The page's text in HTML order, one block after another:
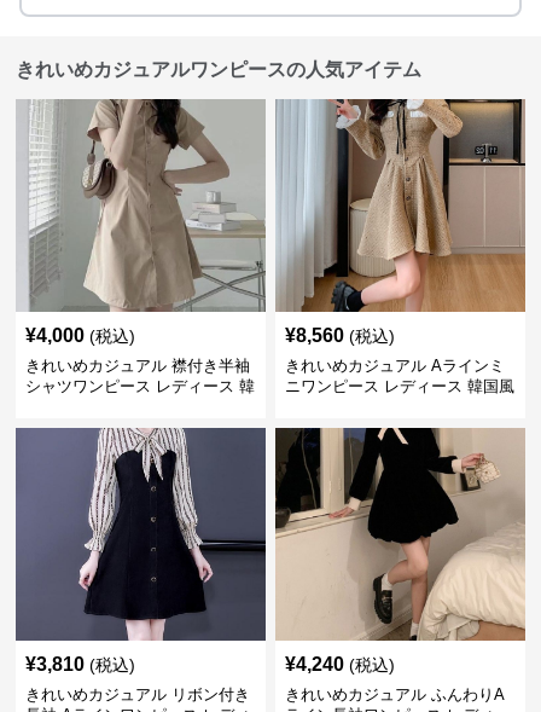
きれいめカジュアルワンピースの人気アイテム
¥4,000 (税込)
きれいめカジュアル 襟付き半袖
シャツワンピース レディース 韓
ト ウエストマーク スタイルアッ
プ Aライン 小柄さん◎
¥8,560 (税込)
きれいめカジュアル Aラインミ
ニワンピース レディース 韓国風
上丈 春秋 ウエストマーク 上品
エレガント
¥3,810 (税込)
きれいめカジュアル リボン付き
¥4,240 (税込)
きれいめカジュアル ふんわりA